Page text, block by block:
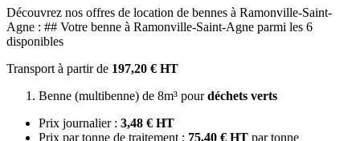
Découvrez nos offres de location de bennes à Ramonville-Saint-
Agne : ## Votre benne à Ramonville-Saint-Agne parmi les 6
disponibles
Transport à partir de 197,20 € HT
Benne (multibenne) de 8m³ pourdéchets verts
Prix journalier : 3,48 € HT
Prix par tonne de traitement : 75,40 € HT par tonne